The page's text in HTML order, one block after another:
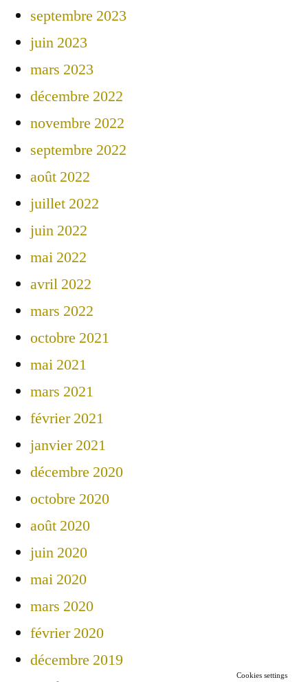
septembre 2023
juin 2023
mars 2023
décembre 2022
novembre 2022
septembre 2022
août 2022
juillet 2022
juin 2022
mai 2022
avril 2022
mars 2022
octobre 2021
mai 2021
mars 2021
février 2021
janvier 2021
décembre 2020
octobre 2020
août 2020
juin 2020
mai 2020
mars 2020
février 2020
décembre 2019
Cookies settings